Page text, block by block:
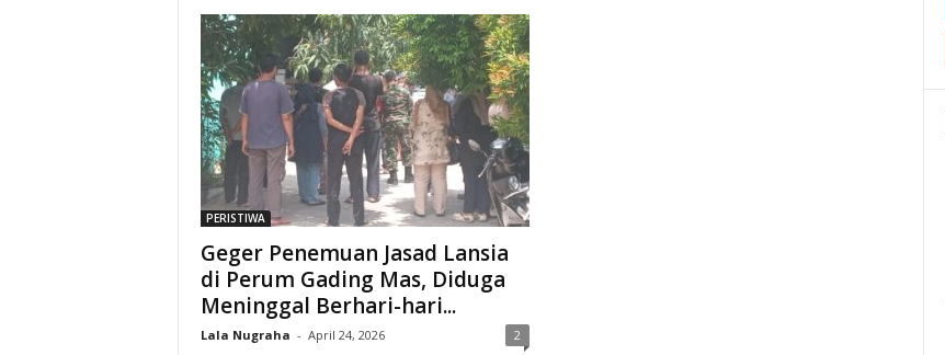
PERISTIWA
Geger Penemuan Jasad Lansia
di Perum Gading Mas, Diduga
Meninggal Berhari-hari...
Lala Nugraha - April 24, 2026 2